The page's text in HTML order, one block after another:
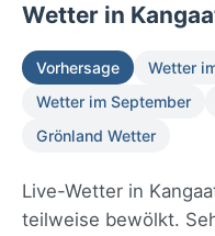
Wetter in
Vorhersage
Wetter
Wetter im September
Grönland Wetter
Live-Wetter in
teilweise bewölkt.